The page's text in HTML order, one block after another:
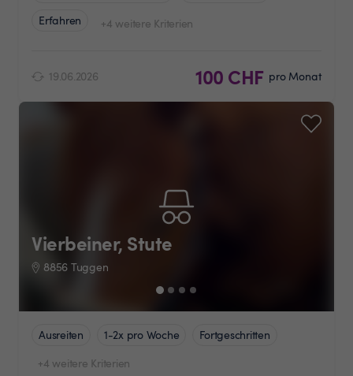
Erfahren
+4 weitere Kriterien
19.06.2026 100 CHF pro Monat
Vierbeiner, Stute
8856 Tuggen
Ausreiten 1-2x pro Woche
Fortgeschritten
+4 weitere Kriterien